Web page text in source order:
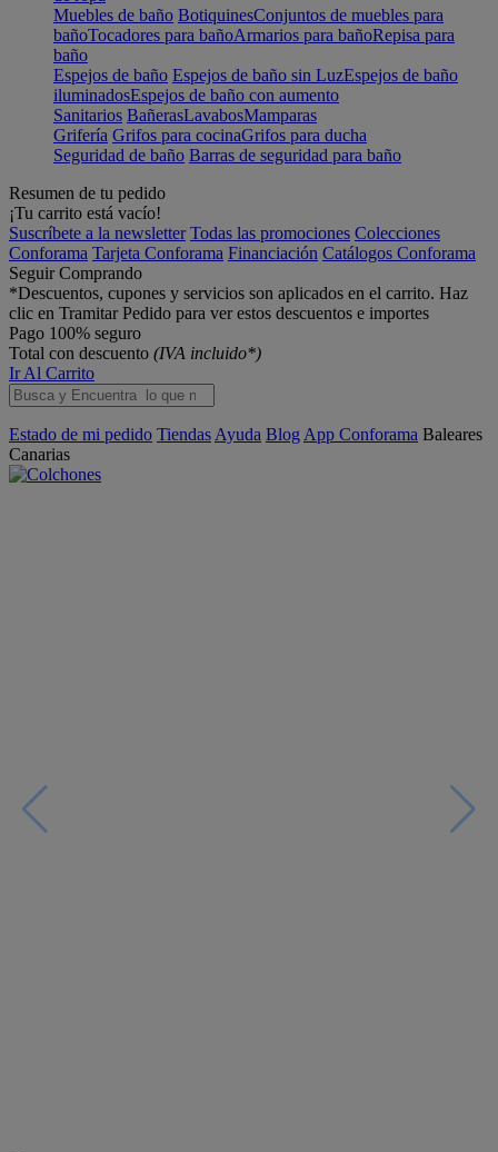
Muebles de baño BotiquinesConjuntos de muebles para
bañoTocadores para bañoArmarios para bañoRepisa para
baño
Espejos de baño Espejos de baño sin LuzEspejos de baño
iluminadosEspejos de baño con aumento
Sanitarios BañerasLavabosMamparas
Grifería Grifos para cocinaGrifos para ducha
Seguridad de baño Barras de seguridad para baño
Resumen de tu pedido
¡Tu carrito está vacío!
Suscríbete a la newsletter Todas las promociones Colecciones
Conforama Tarjeta Conforama Financiación Catálogos Conforama
Seguir Comprando
*Descuentos, cupones y servicios son aplicados en el carrito. Haz
clic en Tramitar Pedido para ver estos descuentos e importes
Pago 100% seguro
Total con descuento (IVA incluido*)
Ir Al Carrito
Estado de mi pedido Tiendas Ayuda Blog App Conforama Baleares
Canarias